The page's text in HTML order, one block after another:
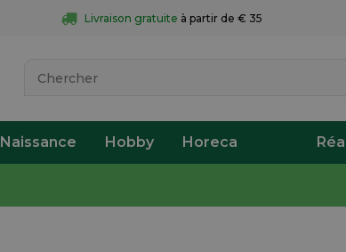
Livraison gratuite à partir de € 35
Naissance Hobby Horeca